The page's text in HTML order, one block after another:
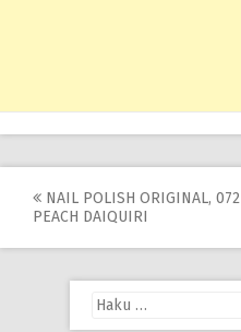
Post
NAIL POLISH ORIGINAL, 072
PEACH DAIQUIRI
Haku: